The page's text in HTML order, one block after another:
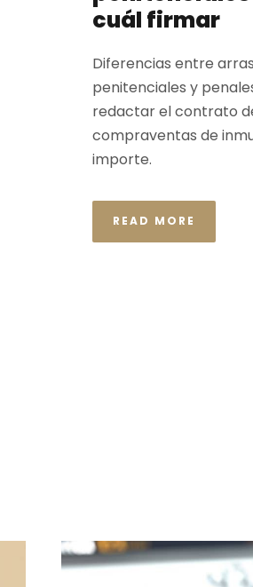
cuál firmar
Diferencias entre
penitenciales y
redactar el contrato
compraventas de
importe.
READ MORE